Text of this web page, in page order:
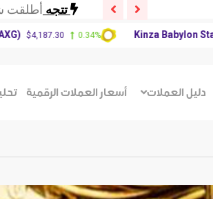
تتجه أطلقت
عاجل:
دليل العملات أسعار العملات الرقمية
0.34% Kinza Babylon Staked